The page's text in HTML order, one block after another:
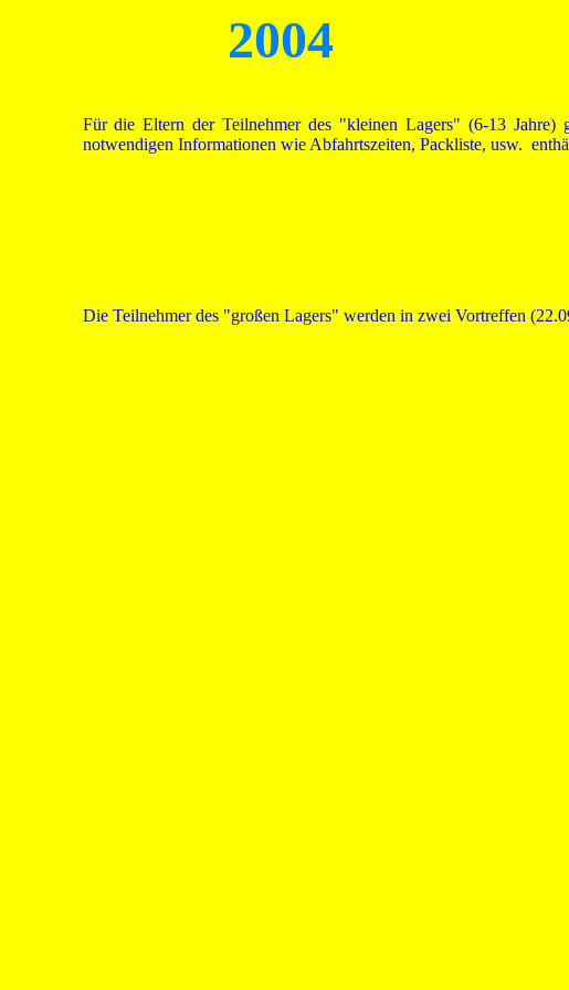
2004
Für die Eltern der Teilnehmer des "kleinen Lagers" (6-13
notwendigen Informationen wieAbfahrtszeiten, Packliste, usw.
Die Teilnehmer des "großen Lagers" werden in zwei Vortreffen